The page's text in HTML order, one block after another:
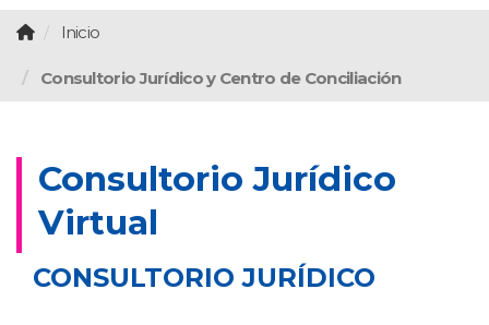
Inicio
Consultorio Jurídico y Centro de Conciliación
Consultorio Jurídico
Virtual
CONSULTORIO JURÍDICO